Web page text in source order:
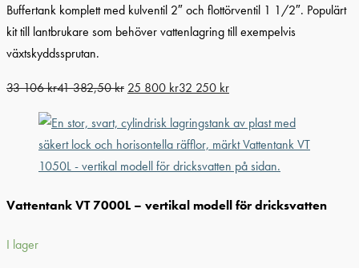
Buffertank komplett med kulventil 2″ och flottörventil 1 1/2″. Populärt
kit till lantbrukare som behöver vattenlagring till exempelvis
växtskyddssprutan.
33 106kr41 382,50kr 25 800 kr32 250 kr
Vattentank VT 7000L – vertikal modell för dricksvatten
I lager